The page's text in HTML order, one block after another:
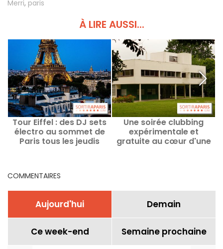
Merri, paris
À LIRE AUSSI...
Tour Eiffel : des DJ sets
électro au sommet de
Paris tous les jeudis
Une soirée clubbing
expérimentale et
gratuite au cœur d'une
COMMENTAIRES
Aujourd'hui Demain
Ce week-end Semaine prochaine